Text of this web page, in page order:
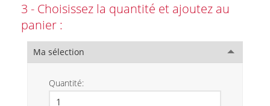
3 - Choisissez la quantité et ajoutez au
panier :
Ma sélection
Quantité: